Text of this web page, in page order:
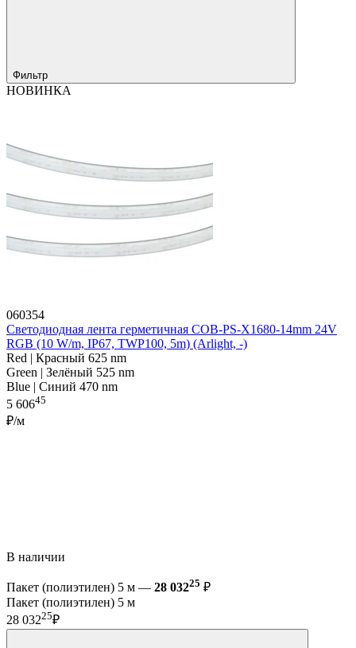
Фильтр
НОВИНКА
060354
Светодиодная лента герметичная COB-PS-X1680-14mm 24V
RGB (10 W/m, IP67, TWP100, 5m) (Arlight, -)
Red | Красный 625 nm
Green | Зелёный 525 nm
Blue | Синий 470 nm
5 60645
₽/м
В наличии
Пакет (полиэтилен) 5 м — 28 03225 ₽
Пакет (полиэтилен) 5 м
28 03225₽